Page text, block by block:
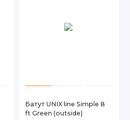
Батут UNIX line Simple 8
ft Green (outside)